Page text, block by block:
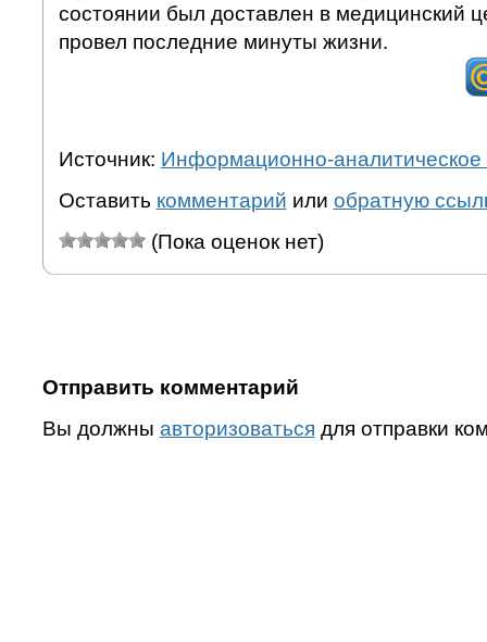
состоянии был доставлен в медицинский
провел последние минуты жизни.
Источник: Информационно-аналитическое
Оставить комментарий или обратную
(Пока оценок нет)
Отправить комментарий
Вы должны авторизоваться для отправки